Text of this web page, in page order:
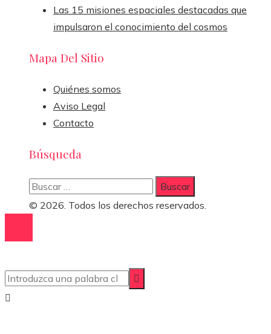
Las 15 misiones espaciales destacadas que
impulsaron el conocimiento del cosmos
Mapa Del Sitio
Quiénes somos
Aviso Legal
Contacto
Búsqueda
Buscar:
© 2026. Todos los derechos reservados.